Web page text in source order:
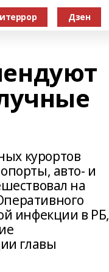
Дзен
курортов
авто- и
на
инфекции в РБ,
главы